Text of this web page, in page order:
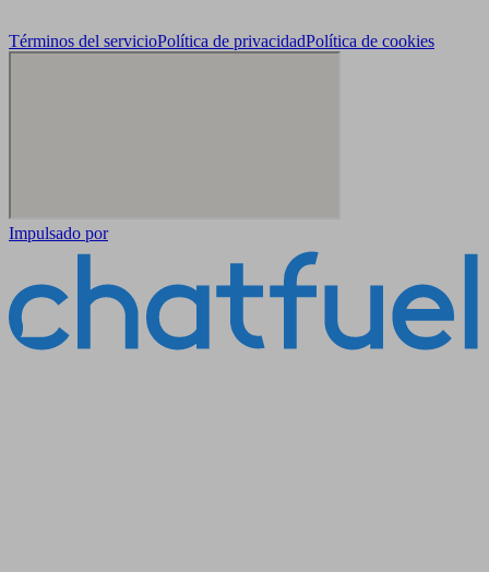
Términos del servicioPolítica de privacidadPolítica de cookies
Impulsado por